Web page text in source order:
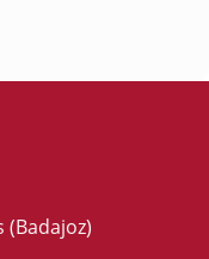
(Badajoz)